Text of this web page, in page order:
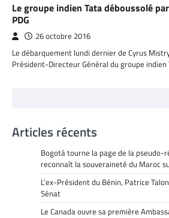
Le groupe indien Tata déboussolé
PDG
26 octobre 2016
Le débarquement lundi dernier de Cyrus
Président-Directeur Général du groupe indien
Articles récents
Bogotá tourne la page de la pseudo-
reconnaît la souveraineté du Maroc
L’ex-Président du Bénin, Patrice
Sénat
Le Canada ouvre sa première